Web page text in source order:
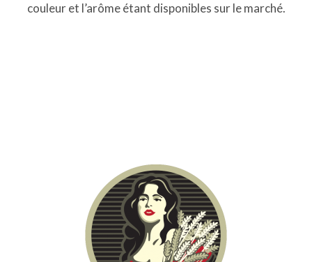
couleur et l’arôme étant disponibles sur le marché.